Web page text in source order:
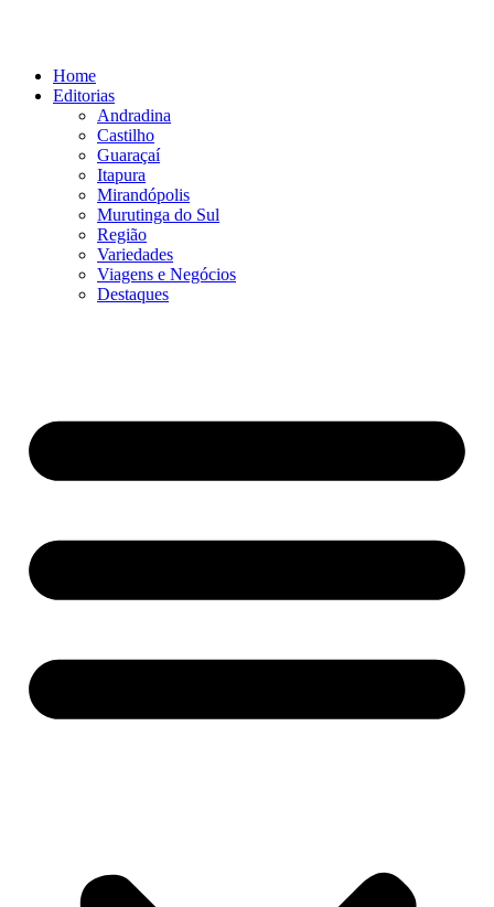
conteúdoHome
Editorias
Andradina
Castilho
Guaraçaí
Itapura
Mirandópolis
Murutinga do Sul
Região
Variedades
Viagens e Negócios
Destaques